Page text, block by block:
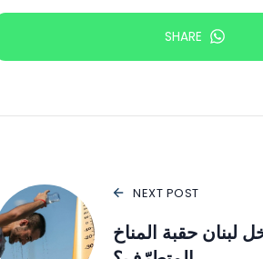
SHARE
NEXT POST
لبنان حقبة المناخ